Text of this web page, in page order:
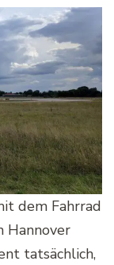
dem Fahrrad
Hannover
tatsächlich,